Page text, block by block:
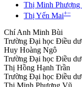
Thị Minh Phượng
Thị Yến Mai+−
Chí Anh Minh Bùi
Trường Đại học Điều
Huy Hoàng Ngô
Trường Đại học Điều
Thị Hồng Hạnh Trần
Trường Đại học Điều